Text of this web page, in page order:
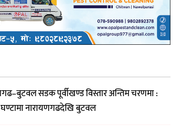
सडक पूर्वीखण्ड विस्तार अन्तिम चरणमा :
नारायणगढदेखि बुटवल